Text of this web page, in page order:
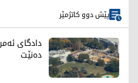
پێش دوو کاتژمێر
دادگای
دەنێت